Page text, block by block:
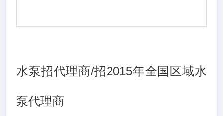
水泵招代理商/招2015年全国区域水
泵代理商